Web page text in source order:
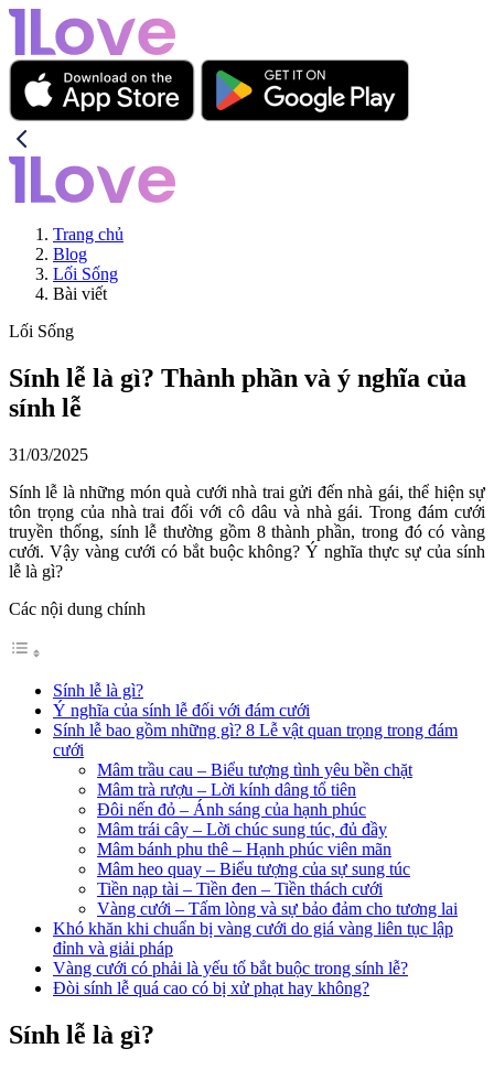
Trang chủ
Blog
Lối Sống
Bài viết
Lối Sống
Sính lễ là gì? Thành phần và ý nghĩa của
sính lễ
31/03/2025
Sính lễ là những món quà cưới nhà trai gửi đến nhà gái, thể hiện sự
tôn trọng của nhà trai đối với cô dâu và nhà gái. Trong đám cưới
truyền thống, sính lễ thường gồm 8 thành phần, trong đó có vàng
cưới. Vậy vàng cưới có bắt buộc không? Ý nghĩa thực sự của sính
lễ là gì?
Các nội dung chính
Sính lễ là gì?
Ý nghĩa của sính lễ đối với đám cưới
Sính lễ bao gồm những gì? 8 Lễ vật quan trọng trong đám
cưới
Mâm trầu cau – Biểu tượng tình yêu bền chặt
Mâm trà rượu – Lời kính dâng tổ tiên
Đôi nến đỏ – Ánh sáng của hạnh phúc
Mâm trái cây – Lời chúc sung túc, đủ đầy
Mâm bánh phu thê – Hạnh phúc viên mãn
Mâm heo quay – Biểu tượng của sự sung túc
Tiền nạp tài – Tiền đen – Tiền thách cưới
Vàng cưới – Tấm lòng và sự bảo đảm cho tương lai
Khó khăn khi chuẩn bị vàng cưới do giá vàng liên tục lập
đỉnh và giải pháp
Vàng cưới có phải là yếu tố bắt buộc trong sính lễ?
Đòi sính lễ quá cao có bị xử phạt hay không?
Sính lễ là gì?